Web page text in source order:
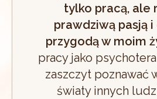
tylko pracą, ale
prawdziwą pasją
przygodą w moim
pracy jako
zaszczyt poznawać
światy innych